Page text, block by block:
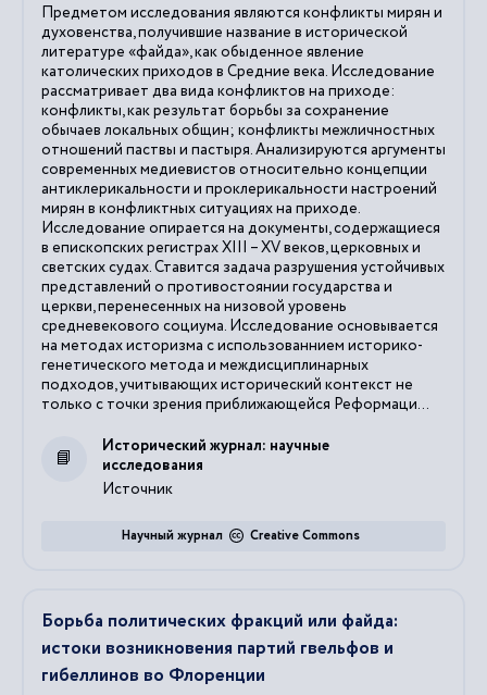
Предметом исследования являются конфликты мирян и
духовенства, получившие название в исторической
литературе «файда», как обыденное явление
католических приходов в Средние века. Исследование
рассматривает два вида конфликтов на приходе:
конфликты, как результат борьбы за сохранение
обычаев локальных общин; конфликты межличностных
отношений паствы и пастыря. Анализируются аргументы
современных медиевистов относительно концепции
антиклерикальности и проклерикальности настроений
мирян в конфликтных ситуациях на приходе.
Исследование опирается на документы, содержащиеся
в епископских регистрах XIII – XV веков, церковных и
светских судах. Ставится задача разрушения устойчивых
представлений о противостоянии государства и
церкви, перенесенных на низовой уровень
средневекового социума. Исследование основывается
на методах историзма с использованнием историко-
генетического метода и междисциплинарных
подходов, учитывающих исторический контекст не
только с точки зрения приближающейся Реформаци...
Источник
Исторический журнал: научные
исследования
Creative Commons
Научный журнал
Борьба политических фракций или файда:
истоки возникновения партий гвельфов и
гибеллинов во Флоренции